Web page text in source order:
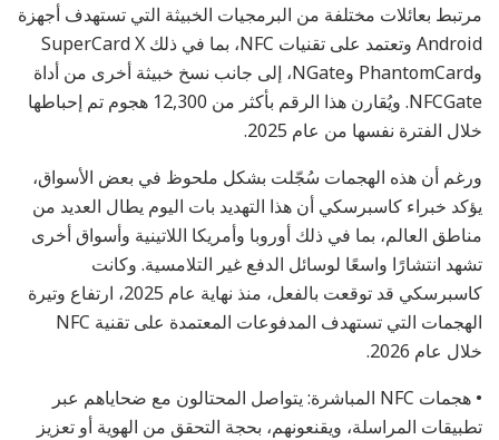
مرتبط بعائلات مختلفة من البرمجيات الخبيثة التي تستهدف أجهزة
Android وتعتمد على تقنيات NFC، بما في ذلك SuperCard X
وPhantomCard وNGate، إلى جانب نسخ خبيثة أخرى من أداة
NFCGate. ويُقارن هذا الرقم بأكثر من 12,300 هجوم تم إحباطها
خلال الفترة نفسها من عام 2025.
ورغم أن هذه الهجمات سُجّلت بشكل ملحوظ في بعض الأسواق،
يؤكد خبراء كاسبرسكي أن هذا التهديد بات اليوم يطال العديد من
مناطق العالم، بما في ذلك أوروبا وأمريكا اللاتينية وأسواق أخرى
تشهد انتشارًا واسعًا لوسائل الدفع غير التلامسية. وكانت
كاسبرسكي قد توقعت بالفعل، منذ نهاية عام 2025، ارتفاع وتيرة
الهجمات التي تستهدف المدفوعات المعتمدة على تقنية NFC
خلال عام 2026.
• هجمات NFC المباشرة: يتواصل المحتالون مع ضحاياهم عبر
تطبيقات المراسلة، ويقنعونهم، بحجة التحقق من الهوية أو تعزيز